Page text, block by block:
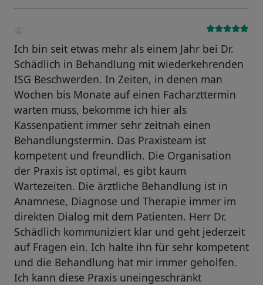
Ich bin seit etwas mehr als einem Jahr bei Dr.
Schädlich in Behandlung mit wiederkehrenden
ISG Beschwerden. In Zeiten, in denen man
Wochen bis Monate auf einen Facharzttermin
warten muss, bekomme ich hier als
Kassenpatient immer sehr zeitnah einen
Behandlungstermin. Das Praxisteam ist
kompetent und freundlich. Die Organisation
der Praxis ist optimal, es gibt kaum
Wartezeiten. Die ärztliche Behandlung ist in
Anamnese, Diagnose und Therapie immer im
direkten Dialog mit dem Patienten. Herr Dr.
Schädlich kommuniziert klar und geht jederzeit
auf Fragen ein. Ich halte ihn für sehr kompetent
und die Behandlung hat mir immer geholfen.
Ich kann diese Praxis uneingeschränkt